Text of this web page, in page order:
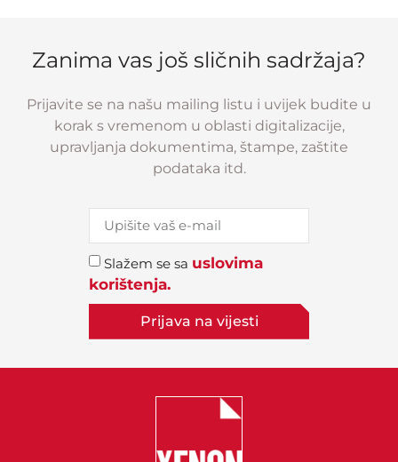
Zanima vas još sličnih sadržaja?
Prijavite se na našu mailing listu i uvijek budite u
korak s vremenom u oblasti digitalizacije,
upravljanja dokumentima, štampe, zaštite
podataka itd.
Slažem se sa uslovima
korištenja.
Prijava na vijesti